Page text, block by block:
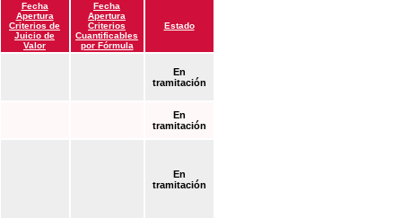
Fecha
Apertura
Criterios de
Juicio de
Valor
Fecha
Apertura
Criterios
Cuantificables
por Fórmula
Estado
En
tramitación
En
tramitación
En
tramitación